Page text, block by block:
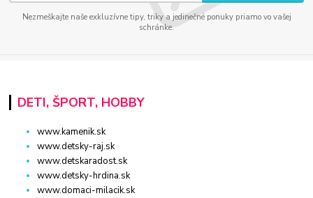
Nezmeškajte naše exkluzívne tipy, triky a jedinečné ponuky priamo vo vašej
schránke.
DETI, ŠPORT, HOBBY
www.kamenik.sk
www.detsky-raj.sk
www.detskaradost.sk
www.detsky-hrdina.sk
www.domaci-milacik.sk